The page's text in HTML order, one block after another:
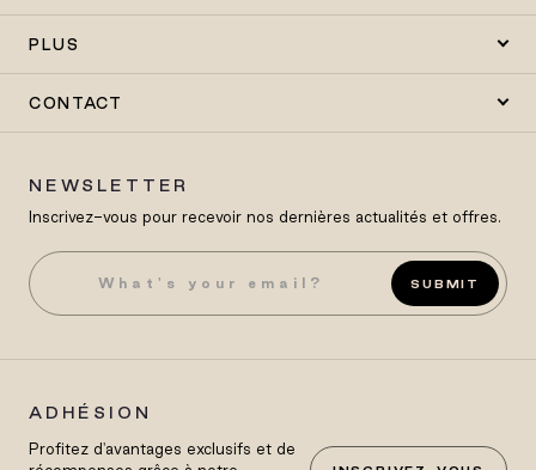
PLUS
CONTACT
NEWSLETTER
Inscrivez-vous pour recevoir nos dernières actualités et offres.
SUBMIT
ADHÉSION
Profitez d'avantages exclusifs et de